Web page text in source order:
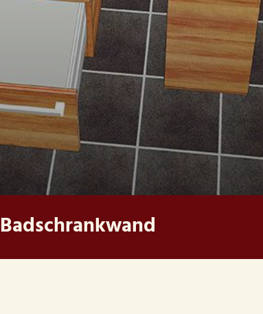
Badschrankwand